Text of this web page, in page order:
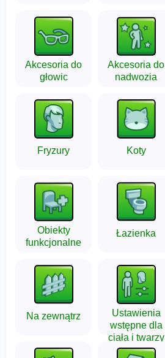
Akcesoria do
głowic
Akcesoria do
nadwozia
Fryzury Koty
Obiekty
funkcjonalne
Łazienka
Na zewnątrz
Ustawienia
wstępne dla
ciała i twarzy